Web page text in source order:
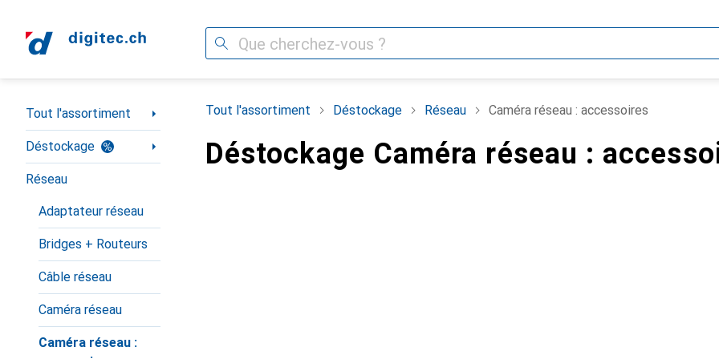
Recherche
Navigation par catégorie
Tout l'assortiment
Déstockage
Réseau
Adaptateur réseau
Bridges + Routeurs
Câble réseau
Caméra réseau
Caméra réseau :
Tout l'assortiment Déstockage Réseau Caméra réseau : accessoires
Déstockage Caméra réseau :